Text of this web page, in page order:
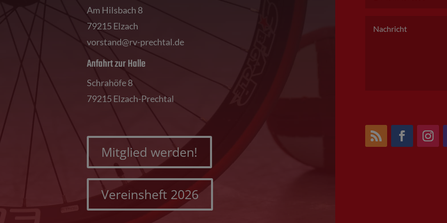
Am Hilsbach 8
79215 Elzach
vorstand@rv-prechtal.de
Anfahrt zur Halle
Schrahöfe 8
79215 Elzach-Prechtal
Mitglied werden!
Vereinsheft 2026